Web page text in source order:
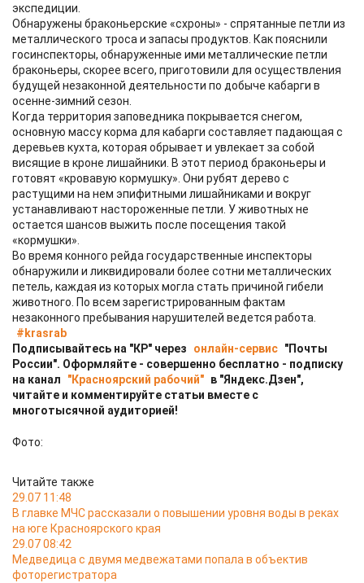
экспедиции.
Обнаружены браконьерские «схроны» - спрятанные петли из
металлического троса и запасы продуктов. Как пояснили
госинспекторы, обнаруженные ими металлические петли
браконьеры, скорее всего, приготовили для осуществления
будущей незаконной деятельности по добыче кабарги в
осенне-зимний сезон.
Когда территория заповедника покрывается снегом,
основную массу корма для кабарги составляет падающая с
деревьев кухта, которая обрывает и увлекает за собой
висящие в кроне лишайники. В этот период браконьеры и
готовят «кровавую кормушку». Они рубят дерево с
растущими на нем эпифитными лишайниками и вокруг
устанавливают настороженные петли. У животных не
остается шансов выжить после посещения такой
«кормушки».
Во время конного рейда государственные инспекторы
обнаружили и ликвидировали более сотни металлических
петель, каждая из которых могла стать причиной гибели
животного. По всем зарегистрированным фактам
незаконного пребывания нарушителей ведется работа.
#krasrab
Подписывайтесь на "КР" через
онлайн-сервис "Почты
России". Оформляйте - совершенно бесплатно - подписку
на канал
"Красноярский рабочий" в "Яндекс.Дзен",
читайте и комментируйте статьи вместе с
многотысячной аудиторией!
Фото:
Читайте также
29.07 11:48
В главке МЧС рассказали о повышении уровня воды в реках
на юге Красноярского края
29.07 08:42
Медведица с двумя медвежатами попала в объектив
фоторегистратора